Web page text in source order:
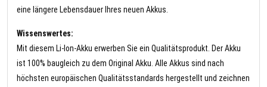
eine längere Lebensdauer Ihres neuen Akkus.
Wissenswertes:
Mit diesem Li-Ion-Akku erwerben Sie ein Qualitätsprodukt. Der Akku
ist 100% baugleich zu dem Original Akku. Alle Akkus sind nach
höchsten europäischen Qualitätsstandards hergestellt und zeichnen